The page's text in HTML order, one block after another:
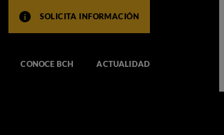
SOLICITA INFORMACIÓN
CONOCE BCH ACTUALIDAD